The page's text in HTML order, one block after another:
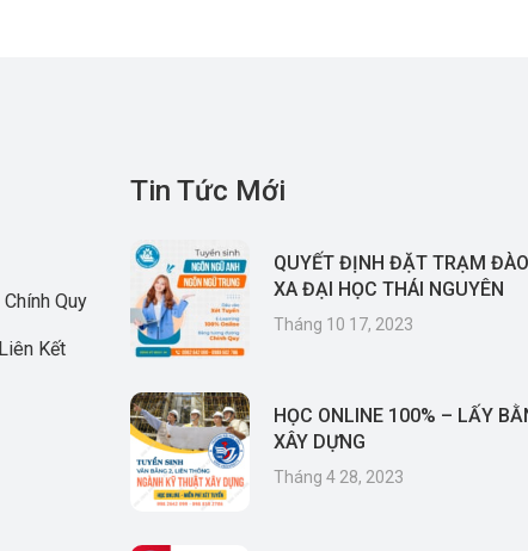
Quy
Kết
Tin Tức Mới
QUYẾT ĐỊNH ĐẶT TRẠM
XA ĐẠI HỌC THÁI NGUYÊN
Tháng 10 17, 2023
HỌC ONLINE 100% – LẤY
XÂY DỰNG
Tháng 4 28, 2023